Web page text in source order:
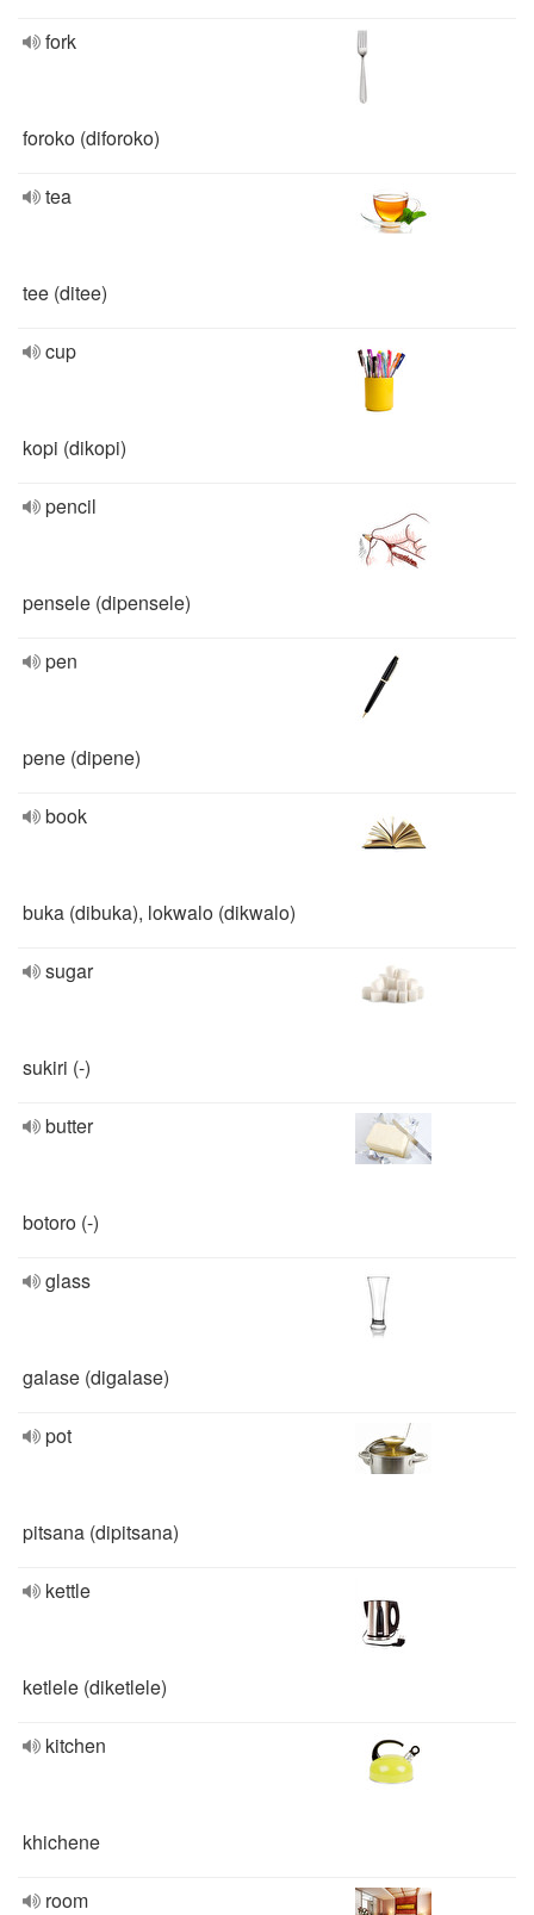
fork
foroko (diforoko)
tea
tee (ditee)
cup
kopi (dikopi)
pencil
pensele (dipensele)
pen
pene (dipene)
book
buka (dibuka), lokwalo (dikwalo)
sugar
sukiri (-)
butter
botoro (-)
glass
galase (digalase)
pot
pitsana (dipitsana)
kettle
ketlele (diketlele)
kitchen
khichene
room